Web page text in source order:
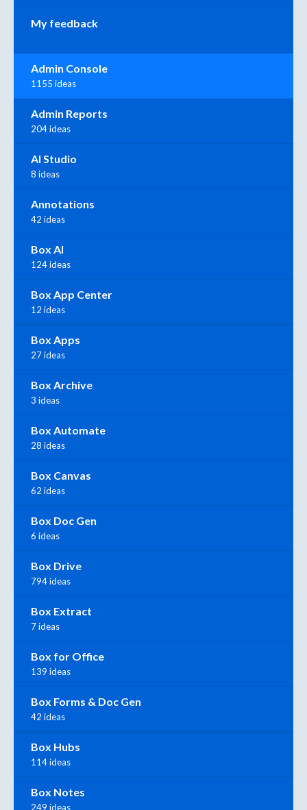
My feedback
Admin Console
1155 ideas
Admin Reports
204 ideas
AI Studio
8 ideas
Annotations
42 ideas
Box AI
124 ideas
Box App Center
12 ideas
Box Apps
27 ideas
Box Archive
3 ideas
Box Automate
28 ideas
Box Canvas
62 ideas
Box Doc Gen
6 ideas
Box Drive
794 ideas
Box Extract
7 ideas
Box for Office
139 ideas
Box Forms & Doc Gen
42 ideas
Box Hubs
114 ideas
Box Notes
249 ideas